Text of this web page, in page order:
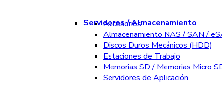
Servidores / Almacenamiento
Accesorios
Almacenamiento NAS / SAN /
Discos Duros Mecánicos (HDD)
Estaciones de Trabajo
Memorias SD / Memorias Micro
Servidores de Aplicación